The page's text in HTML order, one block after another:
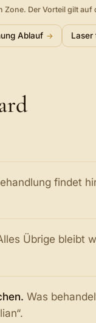
Der Vorteil gilt
Ablauf Laser
findet
Übrige bleibt
Was